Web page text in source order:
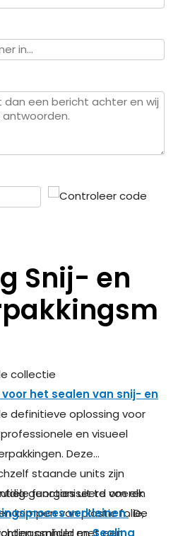
Snij- en
collectie
het sealen van snij- en
definitieve oplossing voor
en visueel
Deze
staande units zijn
functies uit te voeren
krimpen van plastic folie,
omhuld met een
georganiseerd om elk
verkleinen. De
enSealing